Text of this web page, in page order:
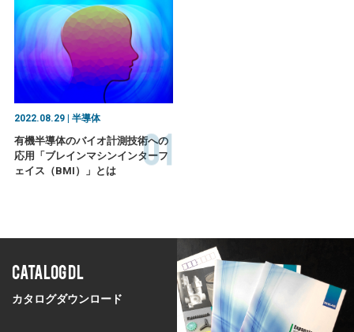
2022.08.29 | 半導体
有機半導体のバイオ計測技術への
応用「ブレインマシンインターフ
ェイス（BMI）」とは
01
CATALOG DL
カタログダウンロード